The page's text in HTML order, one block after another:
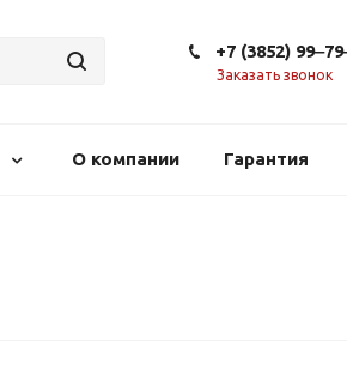
+7 (3852)
Заказать звонок
О компании Гарантия